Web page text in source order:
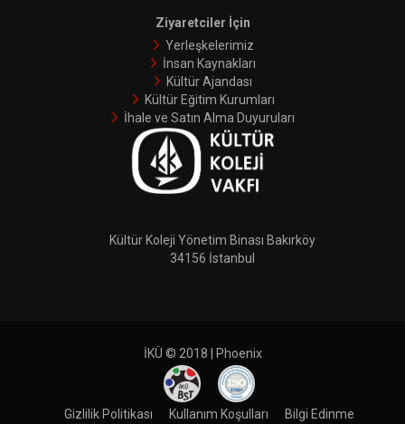
Ziyaretciler İçin
Yerleşkelerimiz
İnsan Kaynakları
Kültür Ajandası
Kültür Eğitim Kurumları
İhale ve Satın Alma Duyuruları
Kültür Koleji Yönetim Binası Bakırköy
34156 İstanbul
İKÜ © 2018 | Phoenix
Gizlilik Politikası Kullanım Koşulları Bilgi Edinme